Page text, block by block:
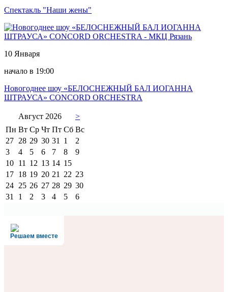
Спектакль "Наши жены"
10 Января
начало в 19:00
Новогоднее шоу «БЕЛОСНЕЖНЫЙ БАЛ ИОГАННА
ШТРАУСА» CONCORD ORCHESTRA
Август 2026
>
Пн Вт Ср Чт Пт Сб Вс
27 28 29 30 31 1
2
3
4 5 6 7 8
9
10 11 12 13 14 15
17 18 19 20 21 22 23
24 25 26 27 28 29 30
31
1 2 3 4 5 6
Решаем вместе